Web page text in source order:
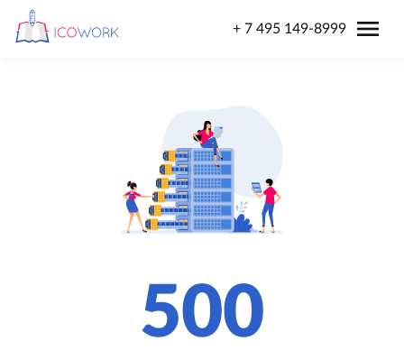
+ 7 495 149-8999 menu
500